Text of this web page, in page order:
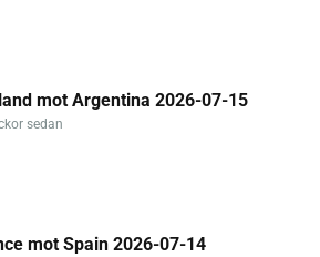
mot Argentina 2026-07-15
sedan
mot Spain 2026-07-14